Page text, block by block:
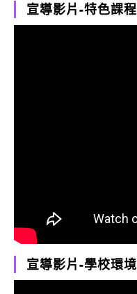
宣導影片-特色課程
宣導影片-學校環境